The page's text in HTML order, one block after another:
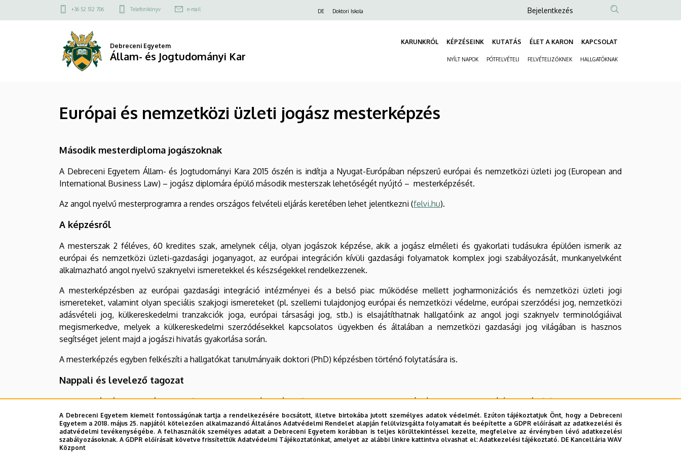
nemzetközi
mesterképzés
Jogtudományi
a
Felső
menü
+36 52 512 706 Telefonkönyv e-mail DE Doktori Iskola
Anonim
fiók
menüje
Bejelentkezés
Debreceni Egyetem
Állam- és Jogtudományi Kar
KARUNKRÓL KÉPZÉSEINK KUTATÁS ÉLET A KARON KAPCSOLAT
NYÍLT NAPOK PÓTFELVÉTELI FELVÉTELIZŐKNEK HALLGATÓKNAK
Európai és nemzetközi üzleti jogász mesterképzés
Második mesterdiploma jogászoknak
A Debreceni Egyetem Állam- és Jogtudományi Kara 2015 őszén is indítja a Nyugat-Európában népszerű európai és nemzetközi üzleti jog (European and
International Business Law) – jogász diplomára épülő második mesterszak lehetőségét nyújtó – mesterképzését.
Az angol nyelvű mesterprogramra a rendes országos felvételi eljárás keretében lehet jelentkezni (felvi.hu).
A képzésről
A mesterszak 2 féléves, 60 kredites szak, amelynek célja, olyan jogászok képzése, akik a jogász elméleti és gyakorlati tudásukra épülően ismerik az
európai és nemzetközi üzleti-gazdasági joganyagot, az európai integráción kívüli gazdasági folyamatok komplex jogi szabályozását, munkanyelvként
alkalmazható angol nyelvű szaknyelvi ismeretekkel és készségekkel rendelkezzenek.
A mesterképzésben az európai gazdasági integráció intézményei és a belső piac működése mellett jogharmonizációs és nemzetközi üzleti jogi
ismereteket, valamint olyan speciális szakjogi ismereteket (pl. szellemi tulajdonjog európai és nemzetközi védelme, európai szerződési jog, nemzetközi
adásvételi jog, külkereskedelmi tranzakciók joga, európai társasági jog, stb.) is elsajátíthatnak hallgatóink az angol jogi szaknyelv terminológiáival
megismerkedve, melyek a külkereskedelmi szerződésekkel kapcsolatos ügyekben és általában a nemzetközi gazdasági jog világában is hasznos
segítséget jelent majd a jogászi hivatás gyakorlása során.
A mesterképzés egyben felkészíti a hallgatókat tanulmányaik doktori (PhD) képzésben történő folytatására is.
Nappali és levelező tagozat
A mesterképzés nappali és levelező tagozaton egyaránt elérhető. A nappali tagozatos hallgatók átlagosan heti 20 órában (hétfőtől csütörtökig), heti
rendszerességgel vesznek részt az oktató és hallgatók közötti kommunikációra, interakcióra jelentős mértékben építő órákon.
A levelező tagozatos képzés e-learning megoldásokat is hasznosítva átlagosan fél évente 5 hétvégén (elsősorban szombati, egy-két alkalommal pénteki
napokon) kínál előadásokat, ahol interaktív módon vitathatják meg a tantervben megjelölt témakörök aktuális kérdéseit a hallgatók az oktatükkal.
A Debreceni Egyetem kiemelt fontosságúnak tartja a rendelkezésére bocsátott, illetve birtokába jutott személyes adatok védelmét. Ezúton tájékoztatjuk Önt, hogy a Debreceni
Egyetem a 2018. május 25. napjától kötelezően alkalmazandó Általános Adatvédelmi Rendelet alapján felülvizsgálta folyamatait és beépítette a GDPR előírásait az adatkezelési és
adatvédelmi tevékenységébe. A felhasználók személyes adatait a Debreceni Egyetem korábban is teljes körültekintéssel kezelte, megfelelve az érvényben lévő adatkezelési
szabályozásoknak. A GDPR előírásait követve frissítettük Adatvédelmi Tájékoztatónkat, amelyet az alábbi linkre kattintva olvashat el:Adatkezelési tájékoztató. DE Kancellária WAV
Központ